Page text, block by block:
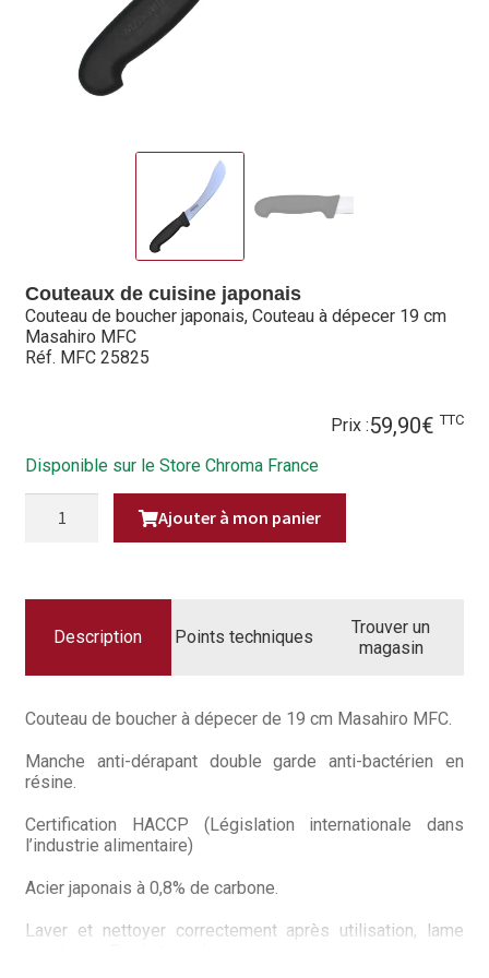
Bocuse d’Or
Partenaires
Plan du site
Politique en matière de remboursements et de retours
Questions / Réponses
Questions-Réponses?
Revue de presse
Trouver mon couteau
Trouver mon magasin
Couteaux de cuisine japonais
Couteau de boucher japonais, Couteau à dépecer 19 cm
Masahiro MFC
Réf. MFC 25825
Prix :59,90€ TTC
Disponible sur le Store Chroma France
COUTEAU
DÉPECER
MASAHIRO
Ajouter à mon panier
Description Points techniques
Trouver un
magasin
Couteau de boucher à dépecer de 19 cm Masahiro MFC.
Manche anti-dérapant double garde anti-bactérien en
résine.
Certification HACCP (Législation internationale dans
l’industrie alimentaire)
Acier japonais à 0,8% de carbone.
Laver et nettoyer correctement après utilisation, lame